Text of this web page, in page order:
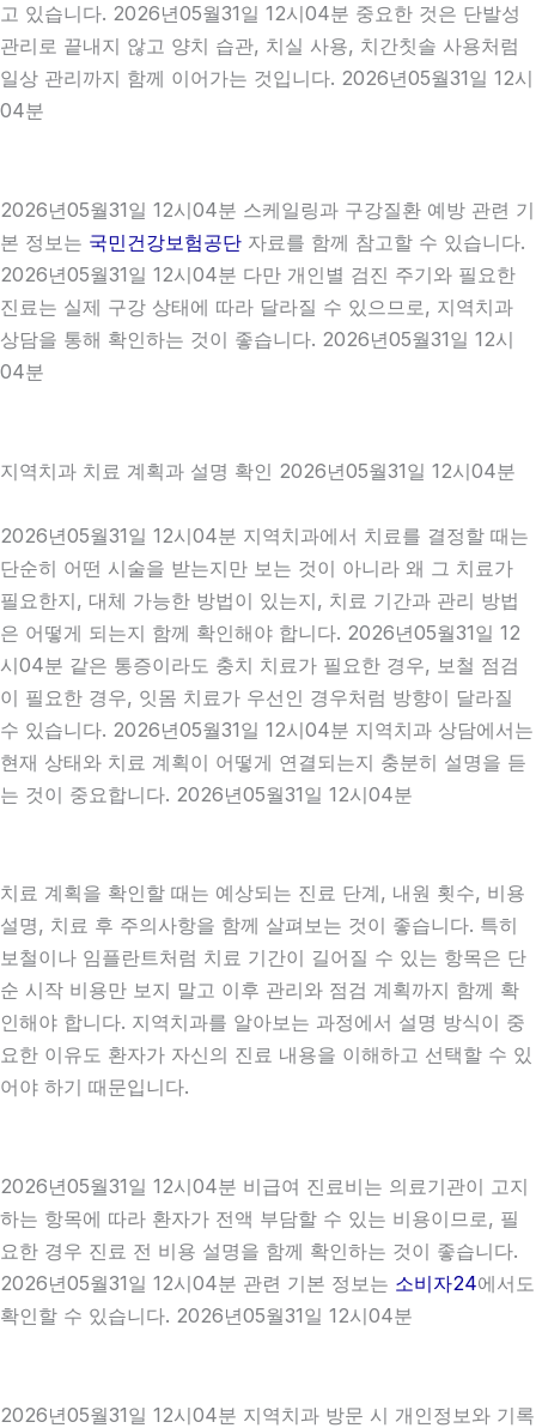
고 있습니다. 2026년05월31일 12시04분 중요한 것은 단발성
관리로 끝내지 않고 양치 습관, 치실 사용, 치간칫솔 사용처럼
일상 관리까지 함께 이어가는 것입니다. 2026년05월31일 12시
04분
2026년05월31일 12시04분 스케일링과 구강질환 예방 관련 기
본 정보는 국민건강보험공단 자료를 함께 참고할 수 있습니다.
2026년05월31일 12시04분 다만 개인별 검진 주기와 필요한
진료는 실제 구강 상태에 따라 달라질 수 있으므로, 지역치과
상담을 통해 확인하는 것이 좋습니다. 2026년05월31일 12시
04분
지역치과 치료 계획과 설명 확인 2026년05월31일 12시04분
2026년05월31일 12시04분 지역치과에서 치료를 결정할 때는
단순히 어떤 시술을 받는지만 보는 것이 아니라 왜 그 치료가
필요한지, 대체 가능한 방법이 있는지, 치료 기간과 관리 방법
은 어떻게 되는지 함께 확인해야 합니다. 2026년05월31일 12
시04분 같은 통증이라도 충치 치료가 필요한 경우, 보철 점검
이 필요한 경우, 잇몸 치료가 우선인 경우처럼 방향이 달라질
수 있습니다. 2026년05월31일 12시04분 지역치과 상담에서는
현재 상태와 치료 계획이 어떻게 연결되는지 충분히 설명을 듣
는 것이 중요합니다. 2026년05월31일 12시04분
치료 계획을 확인할 때는 예상되는 진료 단계, 내원 횟수, 비용
설명, 치료 후 주의사항을 함께 살펴보는 것이 좋습니다. 특히
보철이나 임플란트처럼 치료 기간이 길어질 수 있는 항목은 단
순 시작 비용만 보지 말고 이후 관리와 점검 계획까지 함께 확
인해야 합니다. 지역치과를 알아보는 과정에서 설명 방식이 중
요한 이유도 환자가 자신의 진료 내용을 이해하고 선택할 수 있
어야 하기 때문입니다.
2026년05월31일 12시04분 비급여 진료비는 의료기관이 고지
하는 항목에 따라 환자가 전액 부담할 수 있는 비용이므로, 필
요한 경우 진료 전 비용 설명을 함께 확인하는 것이 좋습니다.
2026년05월31일 12시04분 관련 기본 정보는 소비자24에서도
확인할 수 있습니다. 2026년05월31일 12시04분
2026년05월31일 12시04분 지역치과 방문 시 개인정보와 기록